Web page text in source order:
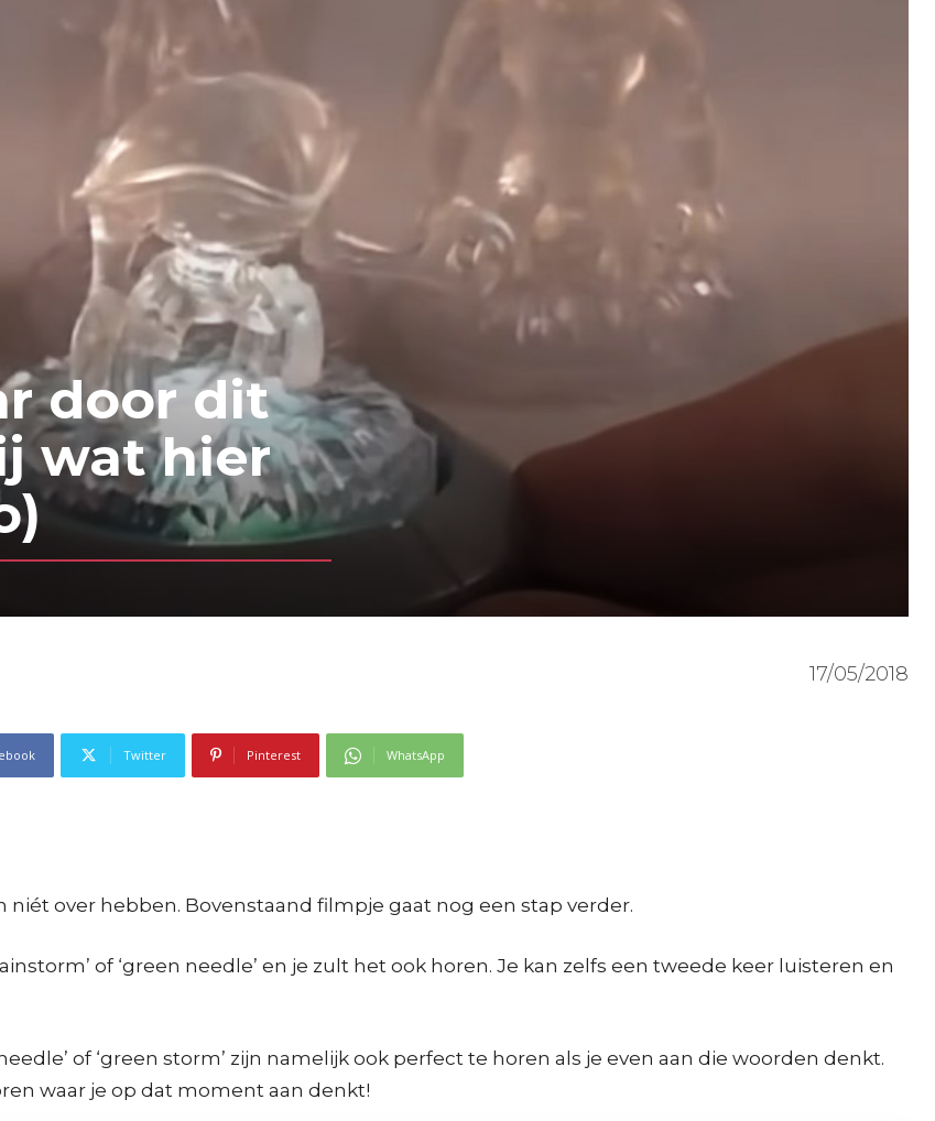
door dit
wat hier
17/05/2018
Twitter Pinterest WhatsApp
niét over hebben. Bovenstaand filmpje gaat nog een stap verder.
of ‘green needle’ en je zult het ook horen. Je kan zelfs een tweede keer luisteren en
of ‘green storm’ zijn namelijk ook perfect te horen als je even aan die woorden denkt.
waar je op dat moment aan denkt!